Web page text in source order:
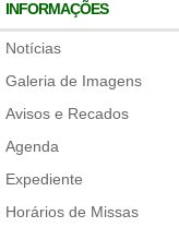
INFORMAÇÕES
Notícias
Galeria de Imagens
Avisos e Recados
Agenda
Expediente
Horários de Missas